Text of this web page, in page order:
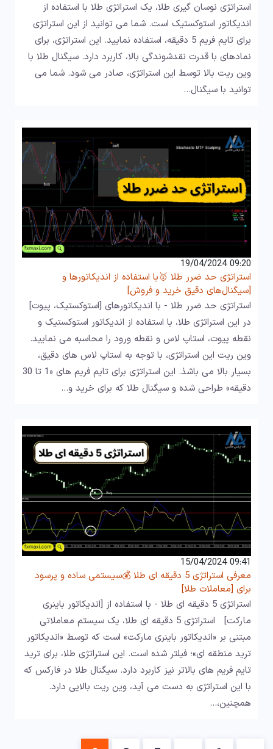
استراتژی نوسان گیری طلا، یک استراتژی طلا با استفاده از
اندیکاتور استوکستیک است. شما می توانید از این استراتژی
برای تایم فریم 5 دقیقه، استفاده نمایید. این استراتژی، برای
نمادهای با قدرت نقدشوندگی بالا، کاربرد دارد. سیگنال طلا با
وین ریت بالا توسط این استراتژی، صادر می شود. شما می
توانید با سیگنال…
09:20 19/04/2024
استراتژی حد ضرر طلا 🥇با استفاده از اندیکاتورها و
[سیگنال‌های دقیق خرید و فروش]
استراتژی حد ضرر طلا - با اندیکاتورهای [استوکستیک، پیوت]
در این استراتژی طلا، با استفاده از اندیکاتور استوکستیک و
نقطه پیوت، استاپ لاس و نقطه ورود را محاسبه می نمایید.
وین ریت این استراتژی، با توجه به استاپ لاس های دقیق،
بسیار بالا می باشذ. این استراتژی برای تایم فریم های «1 تا 30
دقیقه» طراحی شده و سیگنال طلا که برای خرید و…
09:41 15/04/2024
معرفی استراتژی 5 دقیقه ای طلا 💰سیستمی ساده و پرسود
برای [معاملات طلا]
استراتژی 5 دقیقه ای طلا - با استفاده از [اندیکاتور باینری
مارکت] استراتژی 5 دقیقه ای طلا، یک سیستم معاملاتی
مبتنی بر «اندیکاتور باینری مارکت» است که توسط «اندیکاتور
ترید منطقه ای»؛ فیلتر شده است. این استراتژی طلا، برای ترید
تایم فریم های بالاتر نیز کاربرد دارد. سیگنال طلا در فارکس که
با این استراتژی به دست می آید، وین ریت بالایی دارد.
همچنین،…